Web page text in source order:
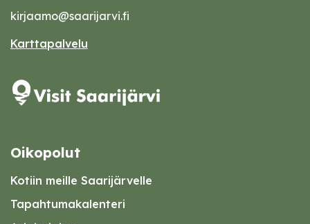
kirjaamo@saarijarvi.fi
Karttapalvelu
Oikopolut
Kotiin meille Saarijärvelle
Tapahtumakalenteri